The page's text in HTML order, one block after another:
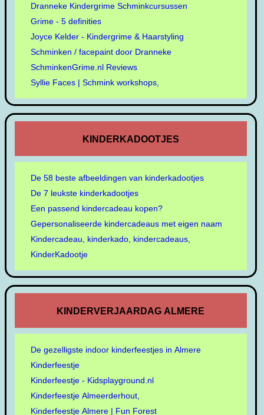
Dranneke Kindergrime Schminkcursussen
Grime - 5 definities
Joyce Kelder - Kindergrime & Haarstyling
Schminken / facepaint door Dranneke
SchminkenGrime.nl Reviews
Syllie Faces | Schmink workshops,
KINDERKADOOTJES
De 58 beste afbeeldingen van kinderkadootjes
De 7 leukste kinderkadootjes
Een passend kindercadeau kopen?
Gepersonaliseerde kindercadeaus met eigen naam
Kindercadeau, kinderkado, kindercadeaus,
KinderKadootje
KINDERVERJAARDAG ALMERE
De gezelligste indoor kinderfeestjes in Almere
Kinderfeestje
Kinderfeestje - Kidsplayground.nl
Kinderfeestje Almeerderhout,
Kinderfeestje Almere | Fun Forest